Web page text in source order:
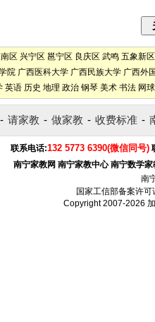
区 兴宁区 邕宁区 良庆区 武鸣 五象新区
院 广西医科大学 广西民族大学 广西外
英语 历史 地理 政治 钢琴 美术 书法 网球
- 请家教 - 做家教 - 收费标准 -
联系电话:132 5773 6390(微信同号)
南宁家教网 南宁家教中心 南宁数学家
南
国家工信部备案许可
Copyright 2007-2026